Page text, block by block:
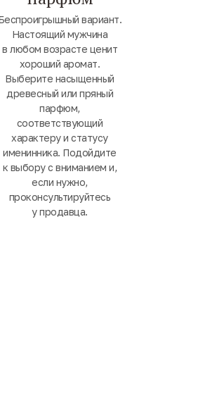
вариант.
Настоящий мужчина
в любом возрасте ценит
хороший аромат.
Выберите насыщенный
древесный или пряный
парфюм,
соответствующий
характеру и статусу
именинника. Подойдите
к выбору с вниманием и,
если нужно,
проконсультируйтесь
у продавца.